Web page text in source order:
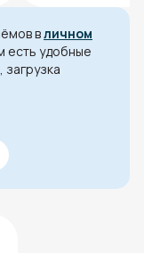
вличном
есть удобные